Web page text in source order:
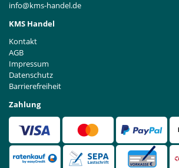
info@kms-handel.de
KMS Handel
Kontakt
AGB
Impressum
Datenschutz
Barrierefreiheit
Zahlung